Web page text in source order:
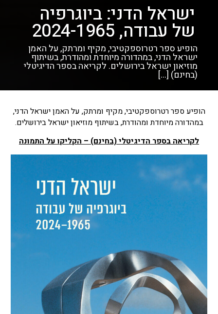
ישראל הדני: ביוגרפיה
של עבודה, 2024-1965
הופיע ספר רטרוספקטיבי, מקיף ומרתק, על האמן
ישראל הדני, במהדורה מיוחדת ומהודרת, בשיתוף
מוזיאון ישראל בירושלים. לקריאה בספר הדיגיטלי
(בחינם) […]
הופיע ספר רטרוספקטיבי, מקיף ומרתק, על האמן ישראל הדני,
במהדורה מיוחדת ומהודרת, בשיתוף מוזיאון ישראל בירושלים.
לקריאה בספר הדיגיטלי (בחינם) – הקליקו על התמונה